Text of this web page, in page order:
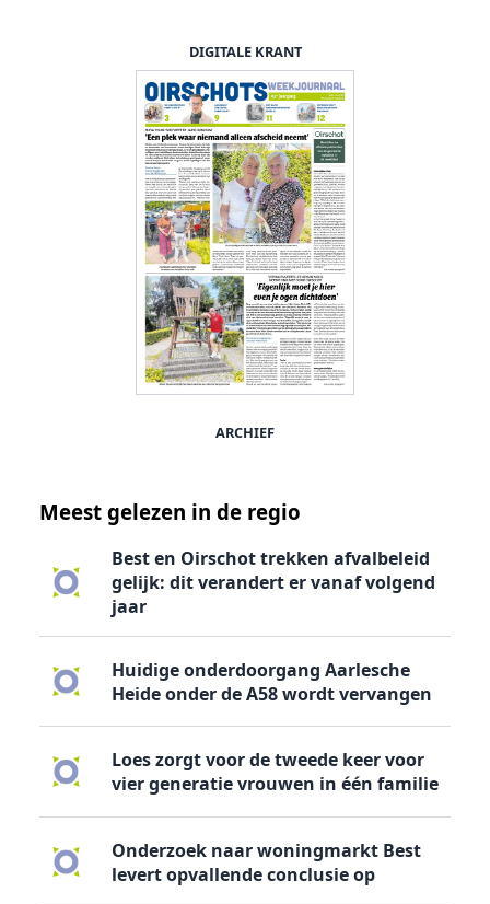
DIGITALE KRANT
ARCHIEF
Meest gelezen in de regio
Best en Oirschot trekken afvalbeleid
gelijk: dit verandert er vanaf volgend
jaar
Huidige onderdoorgang Aarlesche
Heide onder de A58 wordt vervangen
Loes zorgt voor de tweede keer voor
vier generatie vrouwen in één familie
Onderzoek naar woningmarkt Best
levert opvallende conclusie op